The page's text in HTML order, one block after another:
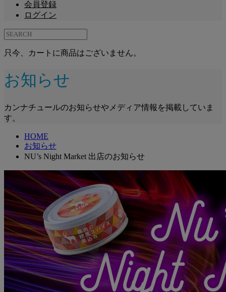
会員登録
ログイン
只今、カートに商品はございません。
お知らせ
カンナチュールのお知らせやメディア情報を掲載していま
す。
HOME
お知らせ
NU’s Night Market 出店のお知らせ